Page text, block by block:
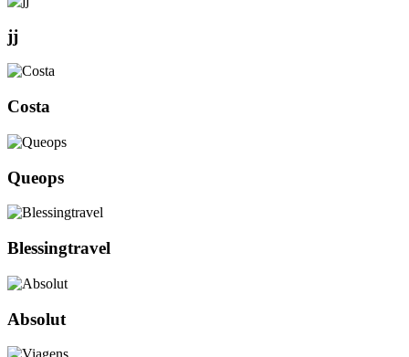
jj
Costa
Queops
Blessingtravel
Absolut